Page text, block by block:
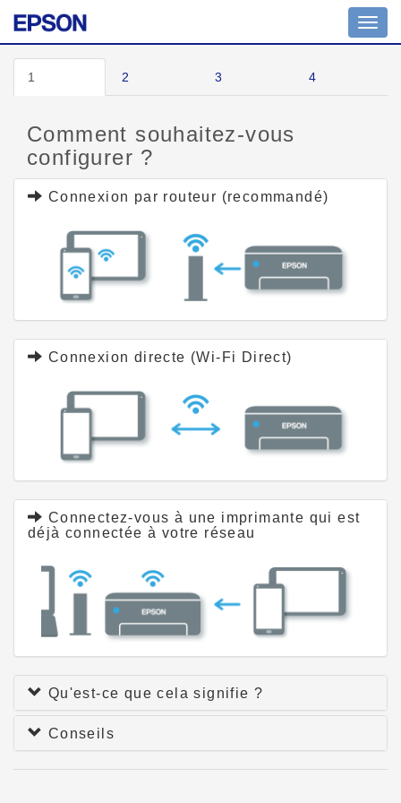
1 2 3 4
Comment souhaitez-vous
configurer ?
Connexion par routeur (recommandé)
Connexion directe (Wi-Fi Direct)
Connectez-vous à une imprimante qui est
déjà connectée à votre réseau
Qu'est-ce que cela signifie ?
Conseils